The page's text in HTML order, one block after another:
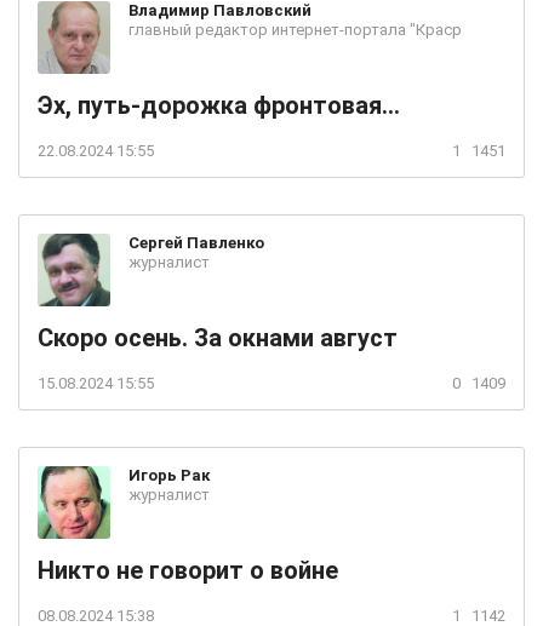
Владимир Павловский
главный редактор интернет-портала "Краср
Эх, путь-дорожка фронтовая...
22.08.2024 15:55 1 1451
Сергей Павленко
журналист
Скоро осень. За окнами август
15.08.2024 15:55 0 1409
Игорь Рак
журналист
Никто не говорит о войне
08.08.2024 15:38 1 1142